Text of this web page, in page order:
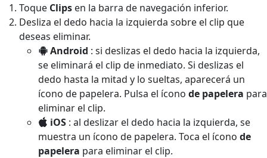
Toque Clips en la barra de navegación inferior.
Desliza el dedo hacia la izquierda sobre el clip que
deseas eliminar.
Android : si deslizas el dedo hacia la izquierda,
se eliminará el clip de inmediato. Si deslizas el
dedo hasta la mitad y lo sueltas, aparecerá un
ícono de papelera. Pulsa el ícono de papelera para
eliminar el clip.
iOS : al deslizar el dedo hacia la izquierda, se
muestra un ícono de papelera. Toca el ícono de
papelera para eliminar el clip.